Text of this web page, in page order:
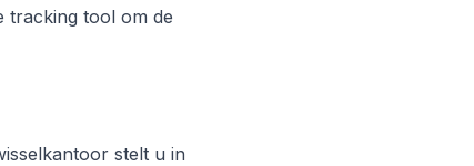
tracking tool om de
stelt u in